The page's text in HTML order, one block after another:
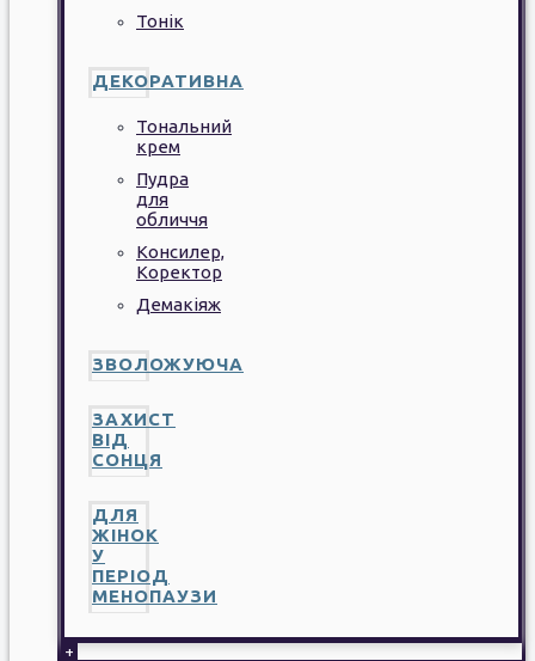
Тонік
ДЕКОРАТИВНА
Тональний
крем
Пудра
для
обличчя
Консилер,
Коректор
Демакіяж
ЗВОЛОЖУЮЧА
ЗАХИСТ
ВІД
СОНЦЯ
ДЛЯ
ЖІНОК
У
ПЕРІОД
МЕНОПАУЗИ
+